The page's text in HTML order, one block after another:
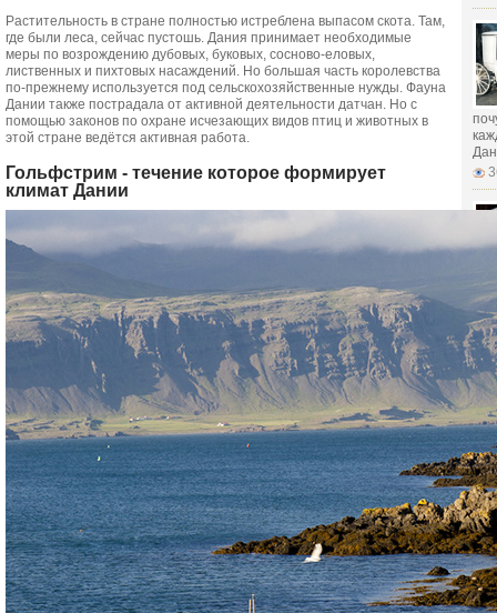
Растительность в стране полностью истреблена выпасом скота. Там,
где были леса, сейчас пустошь. Дания принимает необходимые
меры по возрождению дубовых, буковых, сосново-еловых,
лиственных и пихтовых насаждений. Но большая часть королевства
по-прежнему используется под сельскохозяйственные нужды. Фауна
Дании также пострадала от активной деятельности датчан. Но с
помощью законов по охране исчезающих видов птиц и животных в
этой стране ведётся активная работа.
Гольфстрим - течение которое формирует
климат Дании
Все